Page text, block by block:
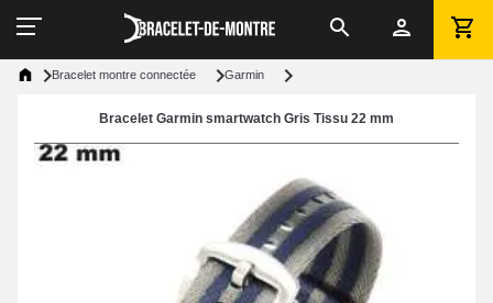
Bracelet montre connectée Garmin
Bracelet Garmin smartwatch Gris Tissu 22 mm